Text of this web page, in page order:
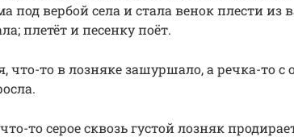
под вербой села и стала венок плести из
плетёт и песенку поёт.
то в лозняке зашуршало, а речка-то с
то серое сквозь густой лозняк